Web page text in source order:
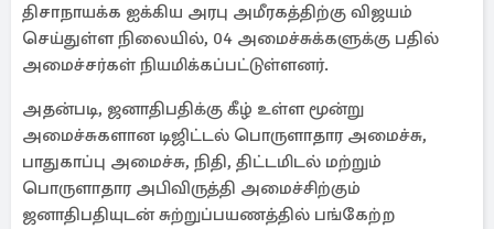
திசாநாயக்க ஐக்கிய அரபு அமீரகத்திற்கு விஜயம்
செய்துள்ள நிலையில், 04 அமைச்சுக்களுக்கு பதில்
அமைச்சர்கள் நியமிக்கப்பட்டுள்ளனர்.
அதன்படி, ஜனாதிபதிக்கு கீழ் உள்ள மூன்று
அமைச்சுகளான டிஜிட்டல் பொருளாதார அமைச்சு,
பாதுகாப்பு அமைச்சு, நிதி, திட்டமிடல் மற்றும்
பொருளாதார அபிவிருத்தி அமைச்சிற்கும்
ஜனாதிபதியுடன் சுற்றுப்பயணத்தில் பங்கேற்ற